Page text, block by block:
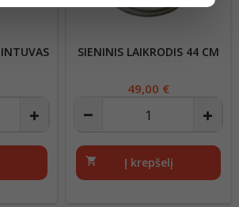
SIENINIS LAIKRODIS 44 CM
Kaina
49,00 €
shopping_cart Į krepšelį